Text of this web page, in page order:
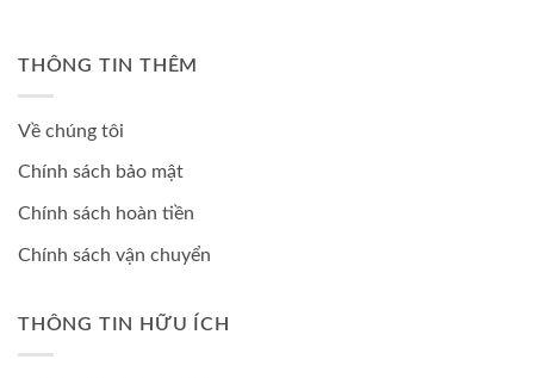
THÔNG TIN THÊM
Về chúng tôi
Chính sách bảo mật
Chính sách hoàn tiền
Chính sách vận chuyển
THÔNG TIN HỮU ÍCH